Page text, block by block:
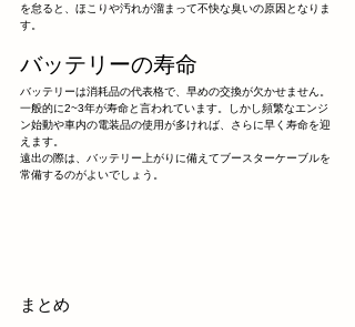
を怠ると、ほこりや汚れが溜まって不快な臭いの原因となりま
す。
バッテリーの寿命
バッテリーは消耗品の代表格で、早めの交換が欠かせません。
一般的に2~3年が寿命と言われています。しかし頻繁なエンジ
ン始動や車内の電装品の使用が多ければ、さらに早く寿命を迎
えます。
遠出の際は、バッテリー上がりに備えてブースターケーブルを
常備するのがよいでしょう。
まとめ